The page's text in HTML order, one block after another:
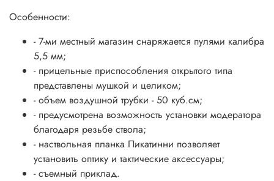
Особенности:
- 7-ми местный магазин снаряжается пулями калибра
5,5 мм;
- прицельные приспособления открытого типа
представлены мушкой и целиком;
- объем воздушной трубки - 50 куб.см;
- предусмотрена возможность установки модератора
благодаря резьбе ствола;
- наствольная планка Пикатинни позволяет
установить оптику и тактические аксессуары;
- съемный приклад.